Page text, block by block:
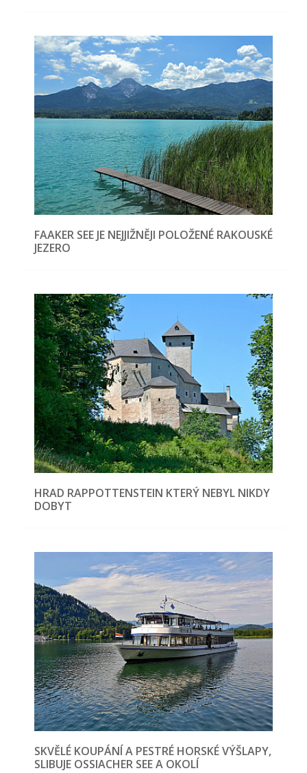
FAAKER SEE JE NEJJIŽNĚJI POLOŽENÉ RAKOUSKÉ
JEZERO
HRAD RAPPOTTENSTEIN KTERÝ NEBYL NIKDY
DOBYT
SKVĚLÉ KOUPÁNÍ A PESTRÉ HORSKÉ VÝŠLAPY,
SLIBUJE OSSIACHER SEE A OKOLÍ